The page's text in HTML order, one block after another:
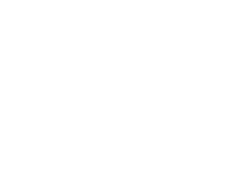
третьому вдома з ДК, але там мабуть буде
покращень по сайту? І чи можна на сайт